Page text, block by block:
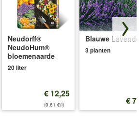
Neudorff®
NeudoHum®
bloemenaarde
20 liter
€ 12,25
(0,61 €/l)
Blauwe
3 planten
€